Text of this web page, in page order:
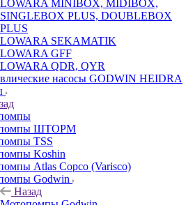
LOWARA MINIBOX, MIDIBOX,
SINGLEBOX PLUS, DOUBLEBOX
PLUS
LOWARA SEKAMATIK
LOWARA GFF
LOWARA QDR, QYR
насосы GODWIN HEIDRA
ШТОРМ
TSS
Koshin
Atlas Copco (Varisco)
Godwin
Назад